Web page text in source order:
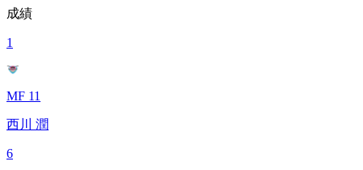
成績
1
MF 11
西川 潤
6